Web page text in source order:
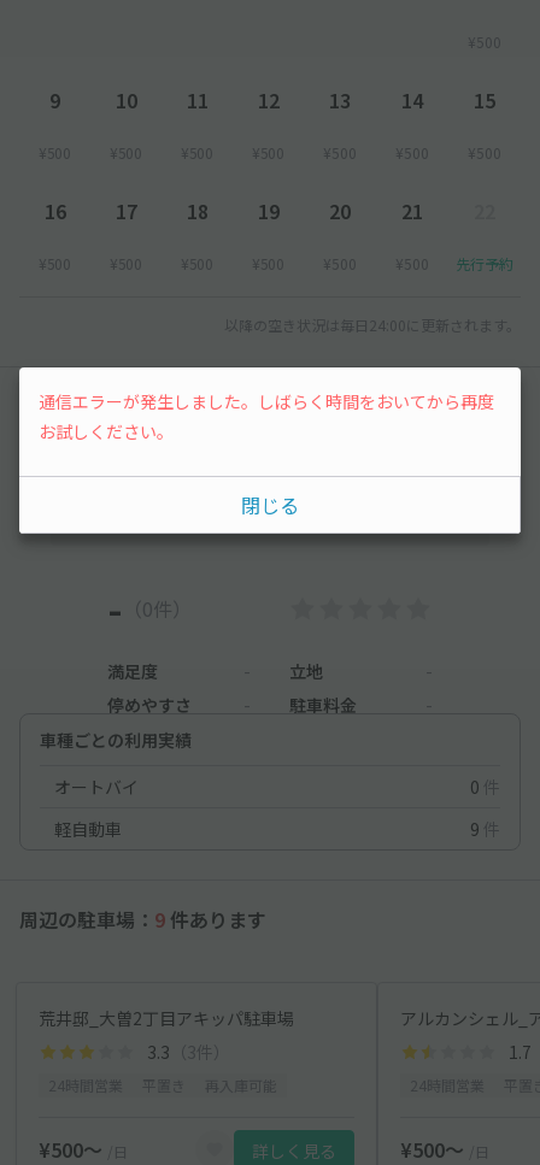
¥500
9
¥500
10
¥500
11
¥500
12
¥500
13
¥500
14
¥500
15
¥500
16
¥500
17
¥500
18
¥500
19
¥500
20
¥500
21
¥500 先行予約
以降の空き状況は毎日24:00に更新されます。
レビュー
まだレビューがありません。他のユーザーの方の
ために、利用後にレビューを投稿してみましょ
- （0件）
満足度 - 立地
-
停めやすさ
駐車料金
車種ごとの利用実績
オートバイ
0 件
軽自動車
9 件
周辺の駐車場： 9 件あります
荒井邸_大曽2丁目アキッパ駐車場
3.3 （3件）
¥500〜 /日 詳しく見る
アルカンシェル_
1.7
¥500〜 /日
通信エラーが発生しました。しばらく時間をおいてから再度
お試しください。
閉じる